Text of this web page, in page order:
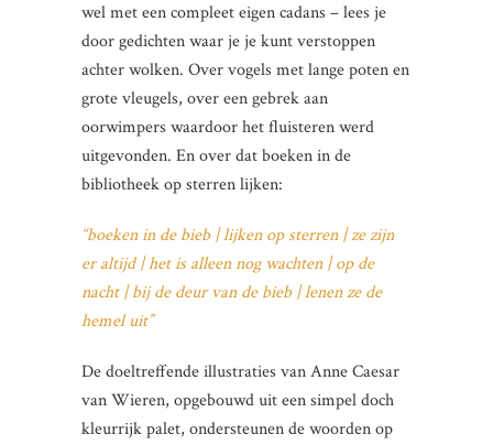
wel met een compleet eigen cadans – lees je
door gedichten waar je je kunt verstoppen
achter wolken. Over vogels met lange poten en
grote vleugels, over een gebrek aan
oorwimpers waardoor het fluisteren werd
uitgevonden. En over dat boeken in de
bibliotheek op sterren lijken:
“boeken in de bieb | lijken op sterren | ze zijn
er altijd | het is alleen nog wachten | op de
nacht | bij de deur van de bieb | lenen ze de
hemel uit”
De doeltreffende illustraties van Anne Caesar
van Wieren, opgebouwd uit een simpel doch
kleurrijk palet, ondersteunen de woorden op